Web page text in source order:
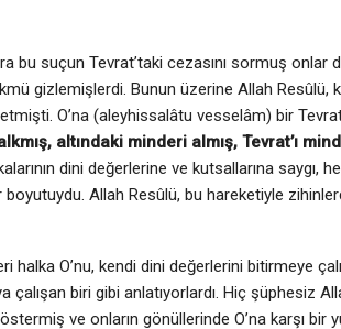
bu suçun Tevrat’taki cezasını sormuş onlar
gizlemişlerdi. Bunun üzerine Allah Resûlü,
O’na (aleyhissalâtu vesselâm) bir
altındaki minderi almış, Tevrat’ı
dini değerlerine ve kutsallarına saygı,
boyutuydu. Allah Resûlü, bu hareketiyle
halka O’nu, kendi dini değerlerini bitirmeye
çalışan biri gibi anlatıyorlardı. Hiç şüphesiz
ve onların gönüllerinde O’na karşı bir